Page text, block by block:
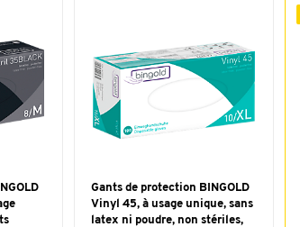
Gants de protection BINGOLD
Vinyl 45, à usage unique, sans
latex ni poudre, non stériles,